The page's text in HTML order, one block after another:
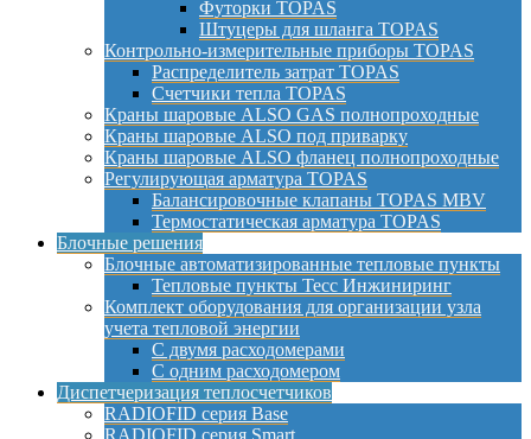
Футорки TOPAS
Штуцеры для шланга TOPAS
Контрольно-измерительные приборы TOPAS
Распределитель затрат TOPAS
Счетчики тепла TOPAS
Краны шаровые ALSO GAS полнопроходные
Краны шаровые ALSO под приварку
Краны шаровые ALSO фланец полнопроходные
Регулирующая арматура TOPAS
Балансировочные клапаны TOPAS MBV
Термостатическая арматура TOPAS
Блочные решения
Блочные автоматизированные тепловые пункты
Тепловые пункты Тесс Инжиниринг
Комплект оборудования для организации узла
учета тепловой энергии
С двумя расходомерами
С одним расходомером
Диспетчеризация теплосчетчиков
RADIOFID серия Base
RADIOFID серия Smart